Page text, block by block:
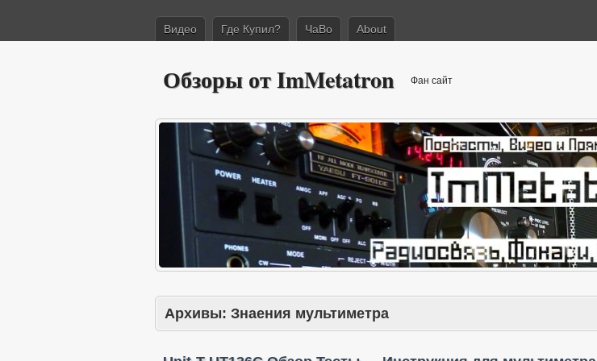
Видео Где Купил? ЧаВо About
Обзоры от ImMetatron Фан сайт
Архивы: Знаения мультиметра